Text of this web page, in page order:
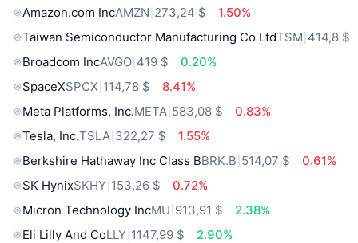
Amazon.com IncAMZN 273,24 $
1.50%
Taiwan Semiconductor Manufacturing Co LtdTSM 414,8 $
Broadcom IncAVGO 419 $
0.20%
SpaceXSPCX 114,78 $
8.41%
Meta Platforms, Inc.META 583,08 $
0.83%
Tesla, Inc.TSLA 322,27 $
1.55%
Berkshire Hathaway Inc Class BBRK.B 514,07 $
0.61%
SK HynixSKHY 153,26 $
0.72%
Micron Technology IncMU 913,91 $
2.38%
Eli Lilly And CoLLY 1147,99 $
2.90%